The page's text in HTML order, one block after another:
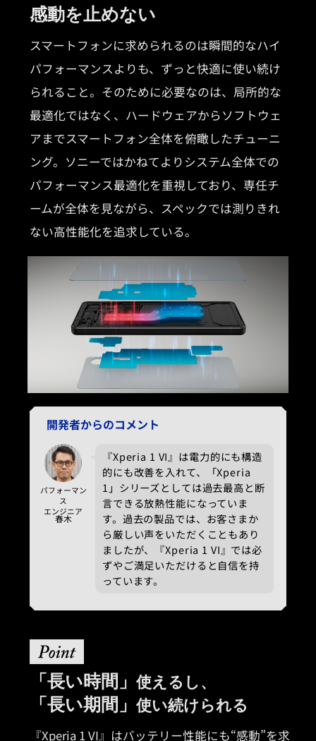
感動を止めない
スマートフォンに求められるのは瞬間的なハイ
パフォーマンスよりも、ずっと快適に使い続け
られること。そのために必要なのは、局所的な
最適化ではなく、ハードウェアからソフトウェ
アまでスマートフォン全体を俯瞰したチューニ
ング。ソニーではかねてよりシステム全体での
パフォーマンス最適化を重視しており、専任チ
ームが全体を見ながら、スペックでは測りきれ
ない高性能化を追求している。
開発者からのコメント
パフォーマン
ス
エンジニア
春木
『Xperia 1 VI』は電力的にも構造
的にも改善を入れて、「Xperia
1」シリーズとしては過去最高と断
言できる放熱性能になっていま
す。過去の製品では、お客さまか
ら厳しい声をいただくこともあり
ましたが、『Xperia 1 VI』では必
ずやご満足いただけると自信を持
っています。
「長い時間」 使えるし、
「長い期間」 使い続けられる
『Xperia 1 VI』はバッテリー性能にも“感動”を求